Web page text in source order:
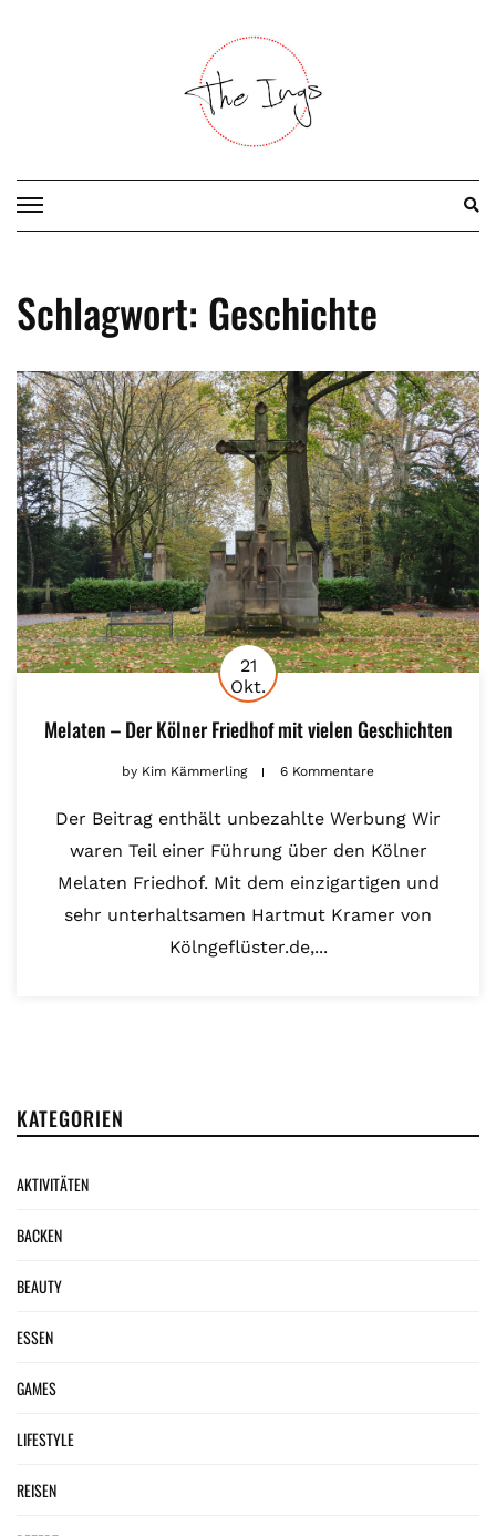
Schlagwort: Geschichte
21
Okt.
Melaten – Der Kölner Friedhof mit vielen Geschichten
by Kim Kämmerling 6 Kommentare
Der Beitrag enthält unbezahlte Werbung Wir
waren Teil einer Führung über den Kölner
Melaten Friedhof. Mit dem einzigartigen und
sehr unterhaltsamen Hartmut Kramer von
Kölngeflüster.de,...
KATEGORIEN
AKTIVITÄTEN
BACKEN
BEAUTY
ESSEN
GAMES
LIFESTYLE
REISEN